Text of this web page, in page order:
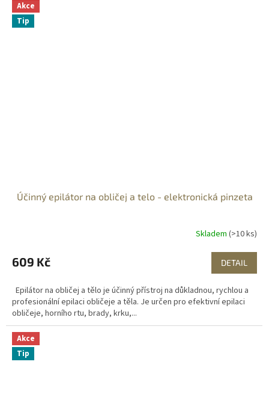
Akce
Tip
Účinný epilátor na obličej a telo - elektronická pinzeta
Skladem (>10 ks)
609 Kč DETAIL
Epilátor na obličej a tělo je účinný přístroj na důkladnou, rychlou a
profesionální epilaci obličeje a těla. Je určen pro efektivní epilaci
obličeje, horního rtu, brady, krku,...
Akce
Tip